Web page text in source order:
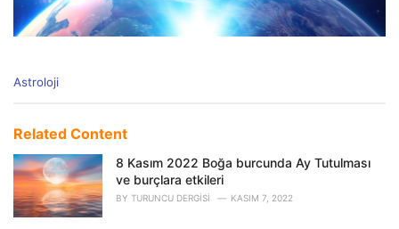
C
e
o
r
i
e
Astroloji
Related Content
8 Kasım 2022 Boğa burcunda Ay Tutulması
ve burçlara etkileri
BY TURUNCU DERGISI KASIM 7, 2022